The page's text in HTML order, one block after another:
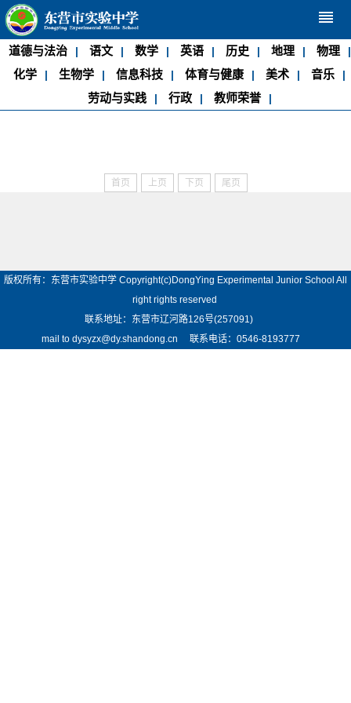
reorder
道德与法治 | 语文 | 数学 | 英语 | 历史 | 地理 | 物理 |
化学 | 生物学 | 信息科技 | 体育与健康 | 美术 | 音乐 |
劳动与实践 | 行政 | 教师荣誉 |
首页 上页 下页 尾页
版权所有：东营市实验中学 Copyright(c)DongYing Experimental Junior School All
right rights reserved
联系地址：东营市辽河路126号(257091)
mail to dysyzx@dy.shandong.cn 联系电话：0546-8193777